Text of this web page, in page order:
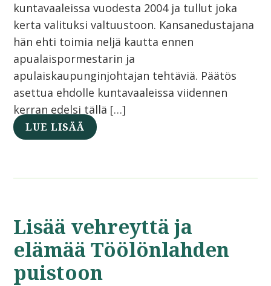
kuntavaaleissa vuodesta 2004 ja tullut joka
kerta valituksi valtuustoon. Kansanedustajana
hän ehti toimia neljä kautta ennen
apualaispormestarin ja
apulaiskaupunginjohtajan tehtäviä. Päätös
asettua ehdolle kuntavaaleissa viidennen
kerran edelsi tällä […]
LUE LISÄÄ
Lisää vehreyttä ja
elämää Töölönlahden
puistoon